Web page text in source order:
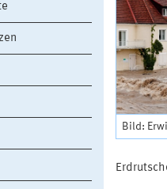
Bild: